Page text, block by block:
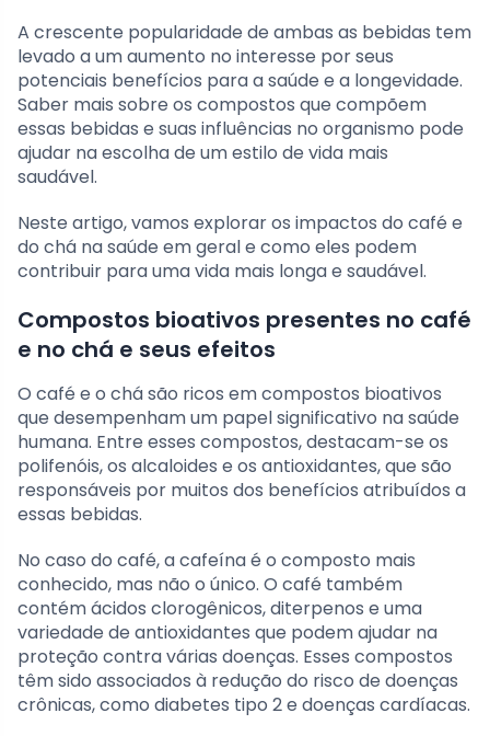
A crescente popularidade de ambas as bebidas tem
levado a um aumento no interesse por seus
potenciais benefícios para a saúde e a longevidade.
Saber mais sobre os compostos que compõem
essas bebidas e suas influências no organismo pode
ajudar na escolha de um estilo de vida mais
saudável.
Neste artigo, vamos explorar os impactos do café e
do chá na saúde em geral e como eles podem
contribuir para uma vida mais longa e saudável.
Compostos bioativos presentes no café
e no chá e seus efeitos
O café e o chá são ricos em compostos bioativos
que desempenham um papel significativo na saúde
humana. Entre esses compostos, destacam-se os
polifenóis, os alcaloides e os antioxidantes, que são
responsáveis por muitos dos benefícios atribuídos a
essas bebidas.
No caso do café, a cafeína é o composto mais
conhecido, mas não o único. O café também
contém ácidos clorogênicos, diterpenos e uma
variedade de antioxidantes que podem ajudar na
proteção contra várias doenças. Esses compostos
têm sido associados à redução do risco de doenças
crônicas, como diabetes tipo 2 e doenças cardíacas.